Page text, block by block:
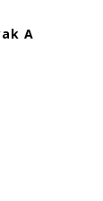
A